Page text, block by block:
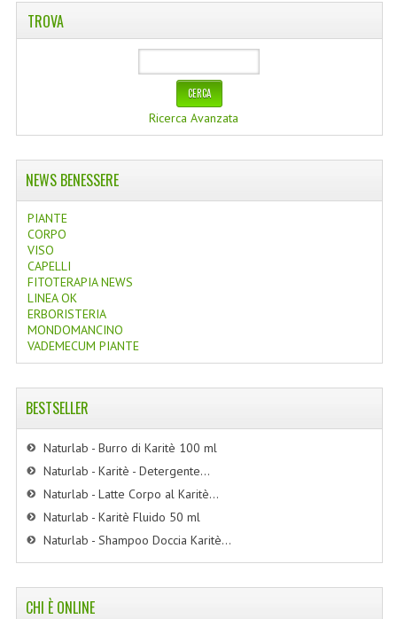
TROVA
Ricerca Avanzata
NEWS BENESSERE
PIANTE
CORPO
VISO
CAPELLI
FITOTERAPIA NEWS
LINEA OK
ERBORISTERIA
MONDOMANCINO
VADEMECUM PIANTE
BESTSELLER
Naturlab - Burro di Karitè 100 ml
Naturlab - Karitè - Detergente...
Naturlab - Latte Corpo al Karitè...
Naturlab - Karitè Fluido 50 ml
Naturlab - Shampoo Doccia Karitè...
CHI È ONLINE